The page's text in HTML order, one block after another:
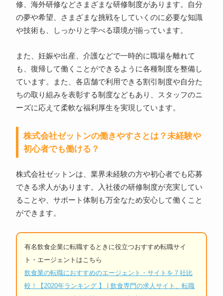
修、海外研修などさまざまな研修制度があります。自分
の夢や希望、さまざまな挑戦をしていくのに必要な知識
や技術も、しっかりと学べる環境が揃っています。
また、妊娠や出産、介護などで一時的に職場を離れて
も、復帰して働くことができるように各種制度を整備し
ています。また、各店舗で利用できる割引制度や自分た
ちの取り組みを表彰する制度などもあり、スタッフのニ
ーズに応えて柔軟な福利厚生を実現しています。
株式会社ゼットンの働きやすさとは？未経験や
初心者でも働ける？
株式会社ゼットンは、業界未経験の方や初心者でも応募
できる求人があります。入社後の研修制度が充実してい
ることや、サポート体制も万全なため安心して働くこと
ができます。
有名飲食企業に転職するときに役立つおすすめ転職サイ
ト・エージェントはこちら
飲食業の転職におすすめのエージェント・サイトを７社比
較！【2020年ランキング 】 | 飲食専門の求人サイト、転職